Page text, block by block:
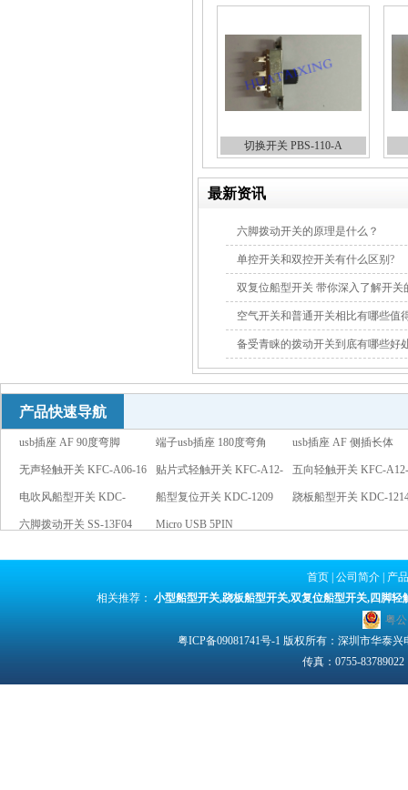
切换开关 PBS-110-A
最新资讯
六脚拨动开关的原理是什么？
单控开关和双控开关有什么区别?
双复位船型开关 带你深入了解开关
空气开关和普通开关相比有哪些值
备受青睐的拨动开关到底有哪些好
产品快速导航
首页 公司简介|
产
相关推荐： 小型船型开关,跷板船型开关,双复位船型开关,四脚轻
粤公
粤ICP备09081741号-1 版权所有：深圳市华泰兴
传真：0755-